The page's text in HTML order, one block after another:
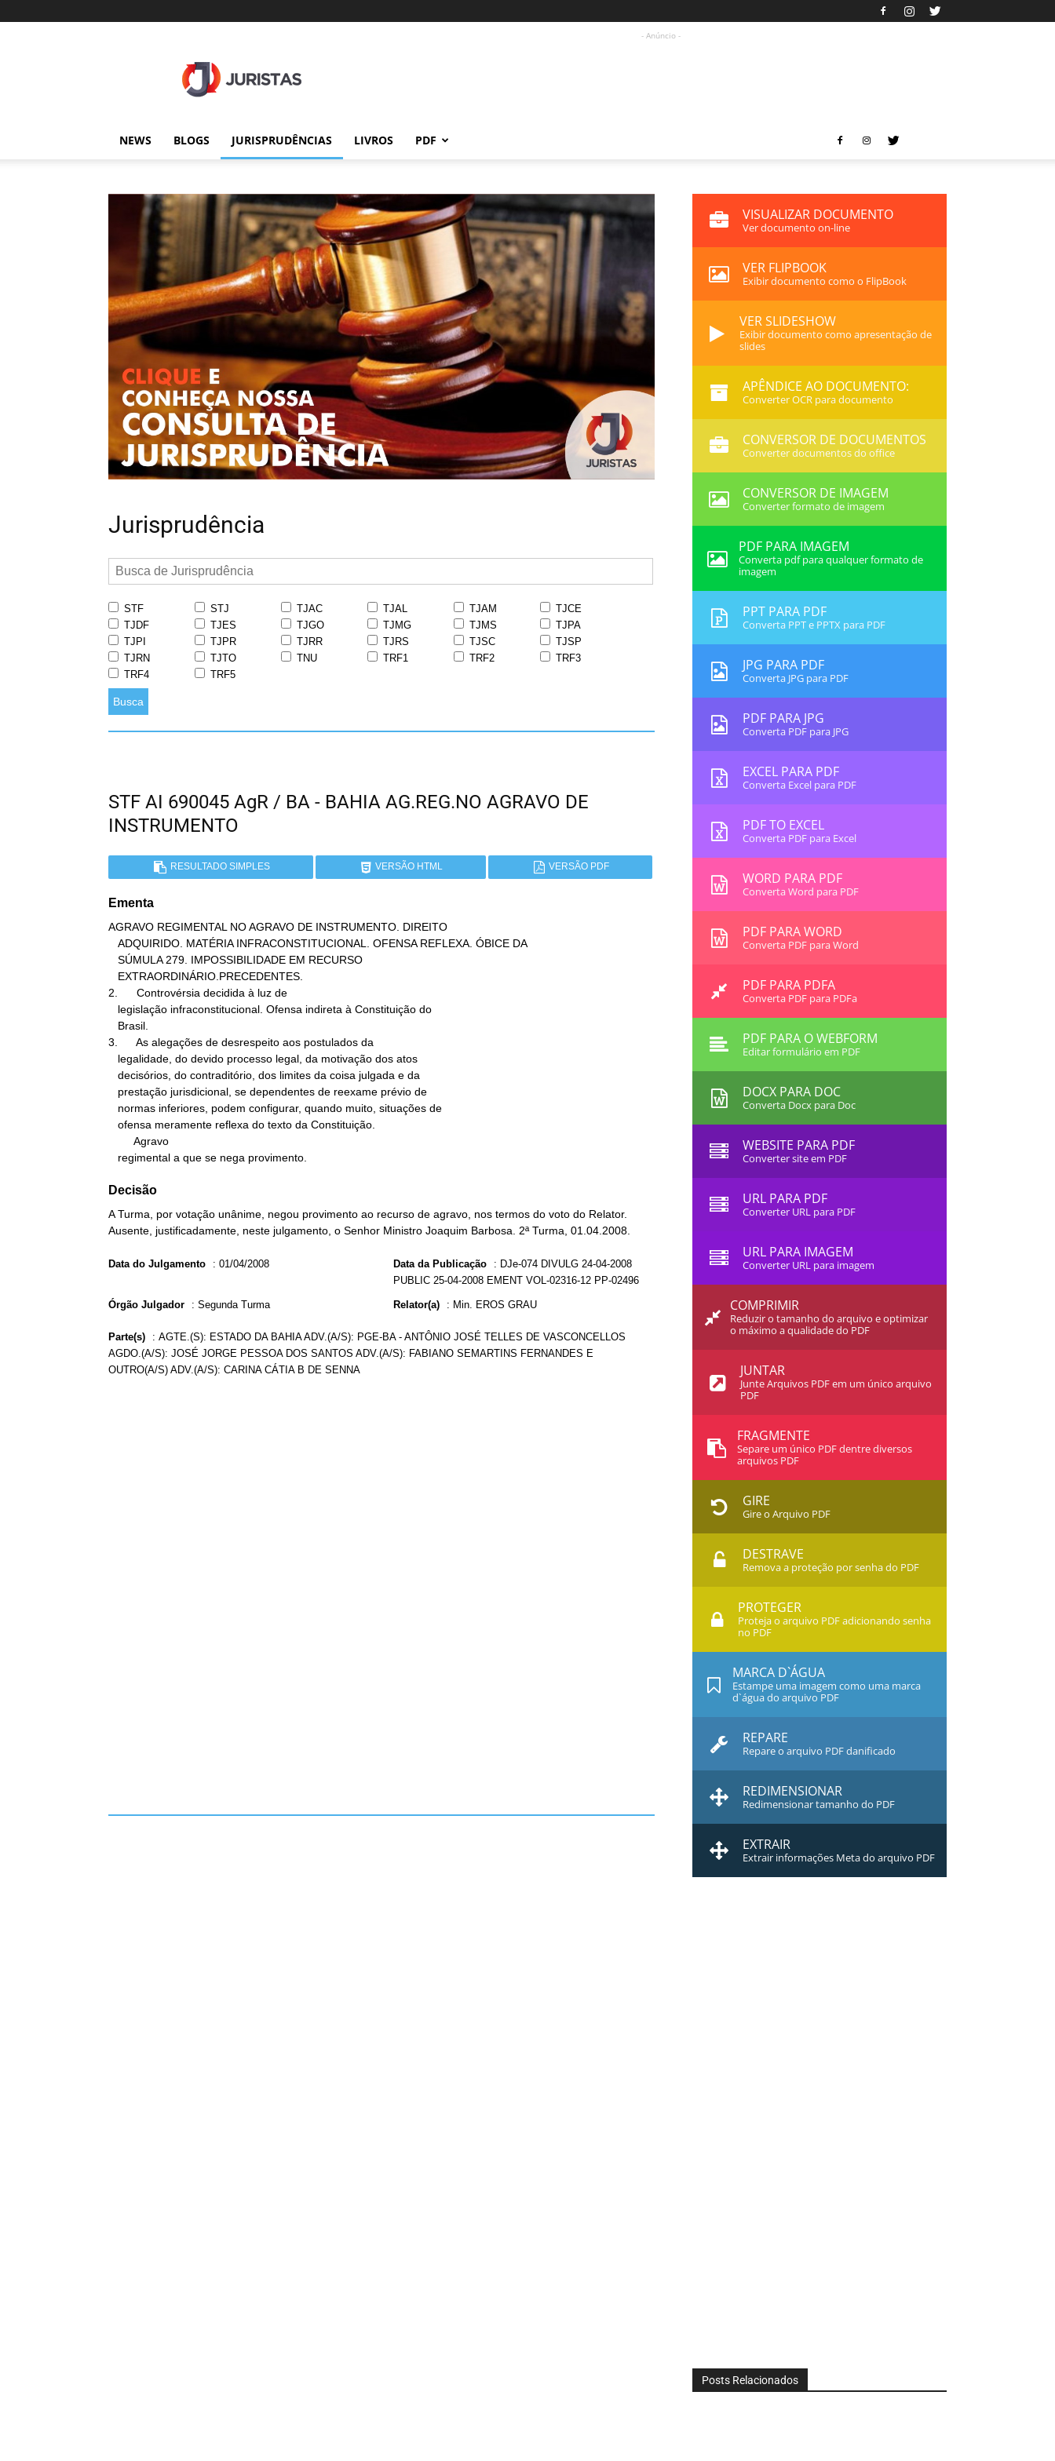
- Anúncio -
NEWS BLOGS JURISPRUDÊNCIAS LIVROS PDF
Jurisprudência
STF STJ TJAC TJAL TJAM
TJCE
TJDF
TJES TJGO TJMG TJMS
TJPA
TJPI
TJPR TJRR TJRS TJSC
TJSP
TJRN
TJTO TNU TRF1 TRF2
TRF3
TRF4
TRF5
Busca
STF AI 690045 AgR / BA - BAHIA AG.REG.NO AGRAVO DE
INSTRUMENTO
RESULTADO SIMPLES VERSÃO HTML VERSÃO PDF
Ementa
AGRAVO REGIMENTAL NO AGRAVO DE INSTRUMENTO. DIREITO
2.      Controvérsia decidida à luz de
3.      As alegações de desrespeito aos postulados da
   regimental a que se nega provimento.
Decisão
A Turma, por votação unânime, negou provimento ao recurso de agravo, nos termos do voto do Relator.
Ausente, justificadamente, neste julgamento, o Senhor Ministro Joaquim Barbosa. 2ª Turma, 01.04.2008.
Data do Julgamento : 01/04/2008 Data da Publicação : DJe-074 DIVULG 24-04-2008
PUBLIC 25-04-2008 EMENT VOL-02316-12 PP-02496
Órgão Julgador : Segunda Turma Relator(a) : Min. EROS GRAU
Parte(s) : AGTE.(S): ESTADO DA BAHIA ADV.(A/S): PGE-BA - ANTÔNIO JOSÉ TELLES DE VASCONCELLOS
AGDO.(A/S): JOSÉ JORGE PESSOA DOS SANTOS ADV.(A/S): FABIANO SEMARTINS FERNANDES E
OUTRO(A/S) ADV.(A/S): CARINA CÁTIA B DE SENNA
VISUALIZAR DOCUMENTO
Ver documento on-line
VER FLIPBOOK
Exibir documento como o FlipBook
VER SLIDESHOW
Exibir documento como apresentação de
slides
APÊNDICE AO DOCUMENTO:
Converter OCR para documento
CONVERSOR DE DOCUMENTOS
Converter documentos do office
CONVERSOR DE IMAGEM
Converter formato de imagem
PDF PARA IMAGEM
Converta pdf para qualquer formato de
imagem
PPT PARA PDF
Converta PPT e PPTX para PDF
JPG PARA PDF
Converta JPG para PDF
PDF PARA JPG
Converta PDF para JPG
EXCEL PARA PDF
Converta Excel para PDF
PDF TO EXCEL
Converta PDF para Excel
WORD PARA PDF
Converta Word para PDF
PDF PARA WORD
Converta PDF para Word
PDF PARA PDFA
Converta PDF para PDFa
PDF PARA O WEBFORM
Editar formulário em PDF
DOCX PARA DOC
Converta Docx para Doc
WEBSITE PARA PDF
Converter site em PDF
URL PARA PDF
Converter URL para PDF
URL PARA IMAGEM
Converter URL para imagem
COMPRIMIR
Reduzir o tamanho do arquivo e optimizar
o máximo a qualidade do PDF
JUNTAR
Junte Arquivos PDF em um único arquivo
PDF
FRAGMENTE
Separe um único PDF dentre diversos
arquivos PDF
GIRE
Gire o Arquivo PDF
DESTRAVE
Remova a proteção por senha do PDF
PROTEGER
Proteja o arquivo PDF adicionando senha
no PDF
MARCA D`ÁGUA
Estampe uma imagem como uma marca
d`água do arquivo PDF
REPARE
Repare o arquivo PDF danificado
REDIMENSIONAR
Redimensionar tamanho do PDF
EXTRAIR
Extrair informações Meta do arquivo PDF
Posts Relacionados